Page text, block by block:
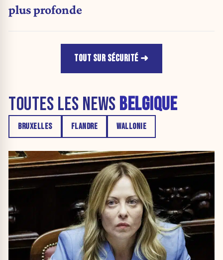
plus profonde
TOUT SUR SÉCURITÉ
TOUTES LES NEWS BELGIQUE
BRUXELLES FLANDRE WALLONIE